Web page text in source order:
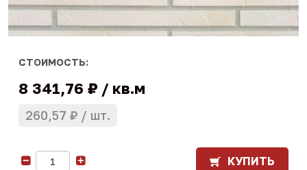
СТОИМОСТЬ:
8 341,76 ₽ кв.м
260,57 ₽ шт.
КУПИТЬ